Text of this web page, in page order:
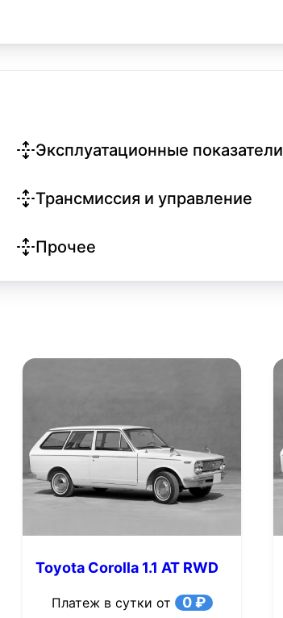
Эксплуатационные показатели
Трансмиссия и управление
Прочее
Toyota Corolla 1.1 AT RWD
Платеж в сутки от 0 ₽